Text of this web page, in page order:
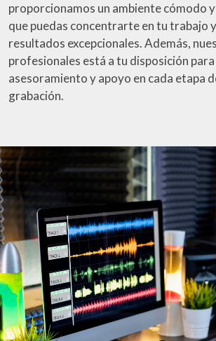
proporcionamos un ambiente cómodo
que puedas concentrarte en tu trabajo
resultados excepcionales. Además,
profesionales está a tu disposición
asesoramiento y apoyo en cada etapa
grabación.